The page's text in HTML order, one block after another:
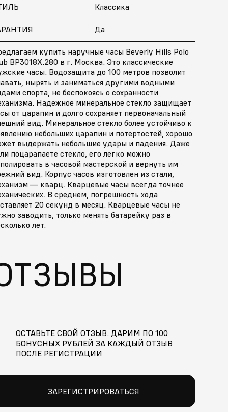
Классика
Да
купить наручные часы Beverly Hills Polo
BP3018X.280 в г. Москва. Это классические
часы. Водозащита до 100 метров позволит
нырять и заниматься другими водными
спорта, не беспокоясь о сохранности
Надежное минеральное стекло защищает
от царапин и долго сохраняет первоначальный
вид. Минеральное стекло более устойчиво к
небольших царапин и потертостей, хорошо
выдержать небольшие удары и падения. Даже
поцарапаете стекло, его легко можно
в часовой мастерской и вернуть им
вид. Корпус часов изготовлен из стали,
— кварц. Кварцевые часы всегда точнее
В среднем, погрешность хода
20 секунд в месяц. Кварцевые часы не
заводить, только менять батарейку раз в
лет.
ОСТАВЬТЕ СВОЙ ОТЗЫВ. ДАРИМ ПО 100
БОНУСНЫХ РУБЛЕЙ ЗА КАЖДЫЙ ОТЗЫВ
ПОСЛЕ РЕГИСТРАЦИИ
ЗАРЕГИСТРИРОВАТЬСЯ